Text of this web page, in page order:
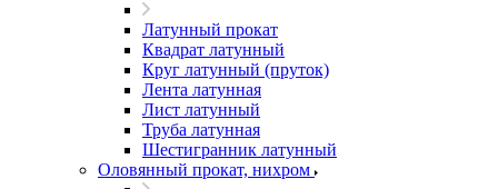
Латунный прокат
Квадрат латунный
Круг латунный (пруток)
Лента латунная
Лист латунный
Труба латунная
Шестигранник латунный
Оловянный прокат, нихром